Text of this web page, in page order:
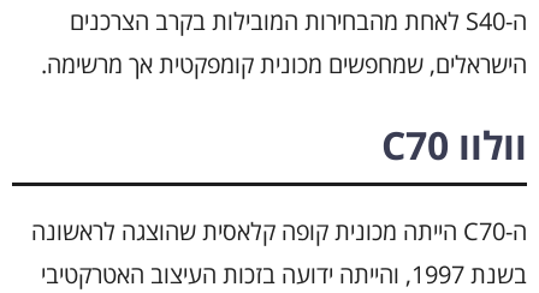
ה-S40 לאחת מהבחירות המובילות בקרב הצרכנים
הישראלים, שמחפשים מכונית קומפקטית אך מרשימה.
וולוו C70
ה-C70 הייתה מכונית קופה קלאסית שהוצגה לראשונה
בשנת 1997, והייתה ידועה בזכות העיצוב האטרקטיבי